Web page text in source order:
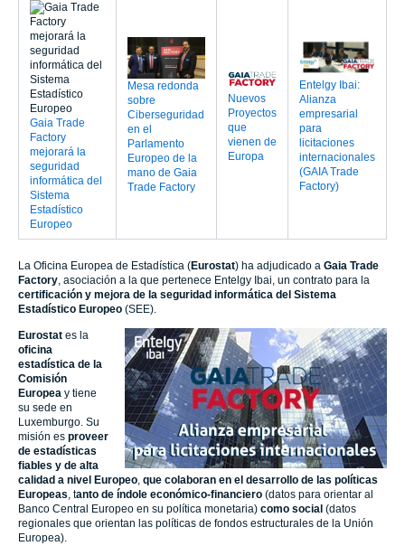
Gaia Trade
Factory
mejorará la
seguridad
informática del
Sistema
Estadístico
Europeo
Mesa redonda
sobre
Ciberseguridad
en el
Parlamento
Europeo de la
mano de Gaia
Trade Factory
Nuevos
Proyectos
que
vienen de
Europa
Entelgy Ibai:
Alianza
empresarial
para
licitaciones
internacionales
(GAIA Trade
Factory)
La Oficina Europea de Estadística (Eurostat) ha adjudicado a Gaia Trade
Factory , asociación a la que pertenece Entelgy Ibai, un contrato para la
certificación y mejora de la seguridad informática del Sistema
Estadístico Europeo (SEE).
Eurostat es la
oficina
estadística de la
Comisión
Europea y tiene
su sede en
Luxemburgo. Su
misión es proveer
de estadísticas
fiables y de alta
calidad a nivel Europeo, que colaboran en el desarrollo de las políticas
Europeas, tanto de índole económico-financiero (datos para orientar al
Banco Central Europeo en su política monetaria) como social (datos
regionales que orientan las políticas de fondos estructurales de la Unión
Europea).